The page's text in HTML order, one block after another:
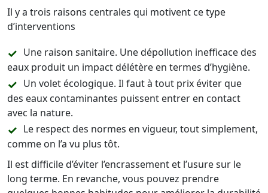
Il y a trois raisons centrales qui motivent ce type
d’interventions
Une raison sanitaire. Une dépollution inefficace des
eaux produit un impact délétère en termes d’hygiène.
Un volet écologique. Il faut à tout prix éviter que
des eaux contaminantes puissent entrer en contact
avec la nature.
Le respect des normes en vigueur, tout simplement,
comme on l’a vu plus tôt.
Il est difficile d’éviter l’encrassement et l’usure sur le
long terme. En revanche, vous pouvez prendre